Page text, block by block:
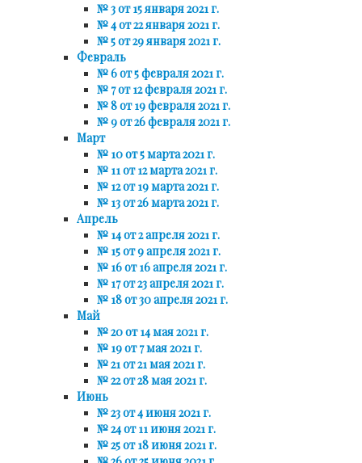
№ 3 от 15 января 2021 г.
№ 4 от 22 января 2021 г.
№ 5 от 29 января 2021 г.
Февраль
№ 6 от 5 февраля 2021 г.
№ 7 от 12 февраля 2021 г.
№ 8 от 19 февраля 2021 г.
№ 9 от 26 февраля 2021 г.
Март
№ 10 от 5 марта 2021 г.
№ 11 от 12 марта 2021 г.
№ 12 от 19 марта 2021 г.
№ 13 от 26 марта 2021 г.
Апрель
№ 14 от 2 апреля 2021 г.
№ 15 от 9 апреля 2021 г.
№ 16 от 16 апреля 2021 г.
№ 17 от 23 апреля 2021 г.
№ 18 от 30 апреля 2021 г.
Май
№ 20 от 14 мая 2021 г.
№ 19 от 7 мая 2021 г.
№ 21 от 21 мая 2021 г.
№ 22 от 28 мая 2021 г.
Июнь
№ 23 от 4 июня 2021 г.
№ 24 от 11 июня 2021 г.
№ 25 от 18 июня 2021 г.